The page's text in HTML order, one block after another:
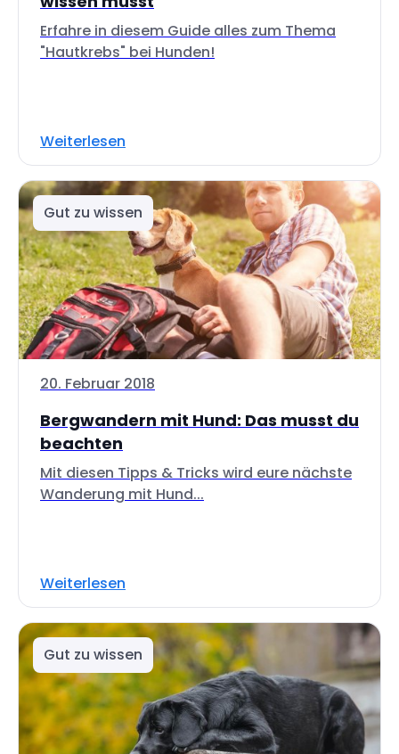
Erfahre in diesem Guide alles zum Thema
"Hautkrebs" bei Hunden!
Weiterlesen
Gut zu wissen
20. Februar 2018
Bergwandern mit Hund: Das musst du
beachten
Mit diesen Tipps & Tricks wird eure nächste
Wanderung mit Hund...
Weiterlesen
Gut zu wissen